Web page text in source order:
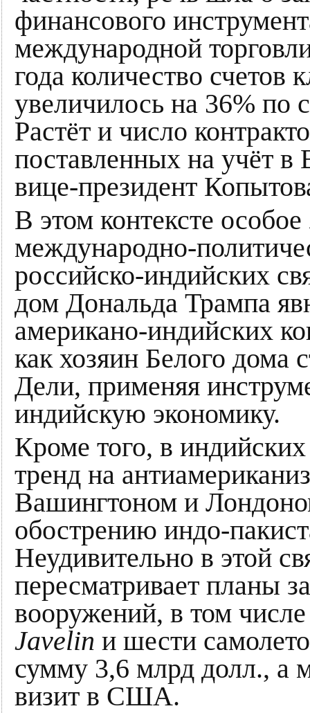
финансового
международной
года количество счетов
увеличилось на 36% по
Растёт и число
поставленных на учёт в
вице-президент
В этом контексте
международно-
российско-индийских
дом Дональда Трампа
американо-индийских
как хозяин Белого дома
Дели, применяя
индийскую экономику.
Кроме того, в
тренд на
Вашингтоном и
обострению индо-
Неудивительно в этой
пересматривает планы
вооружений, в том
Javelin и шести
сумму 3,6 млрд долл., а
визит в США.